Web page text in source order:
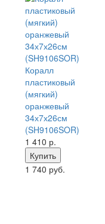
Коралл
пластиковый
(мягкий)
оранжевый
34х7х26см
(SH9106SOR)
1 410 р.
Купить
1 740 руб.